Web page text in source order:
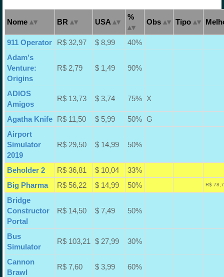
Nome BR USA
%
Obs Tipo
911 Operator R$ 32,97 $ 8,99
40%
Adam's
Venture:
Origins
R$ 2,79 $ 1,49 90%
ADIOS
Amigos
R$ 13,73 $ 3,74 75% X
Agatha Knife R$ 11,50 $ 5,99 50% G
Airport
Simulator
2019
R$ 29,50 $ 14,99 50%
Beholder 2 R$ 36,81 $ 10,04
33%
Big Pharma
R$ 56,22 $ 14,99 50% R$
Bridge
Constructor
Portal
R$ 14,50 $ 7,49 50%
Bus
Simulator
R$ 103,21 $ 27,99 30%
Cannon
Brawl
R$ 7,60 $ 3,99 60%